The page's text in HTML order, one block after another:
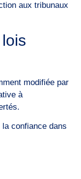
aux tribunaux
modifiée par
à
la confiance dans